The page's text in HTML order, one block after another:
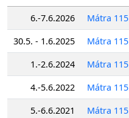
6.-7.6.2026 Mátra 115
30.5. - 1.6.2025
Mátra 115
1.-2.6.2024
Mátra 115
4.-5.6.2022
Mátra 115
5.-6.6.2021
Mátra 115